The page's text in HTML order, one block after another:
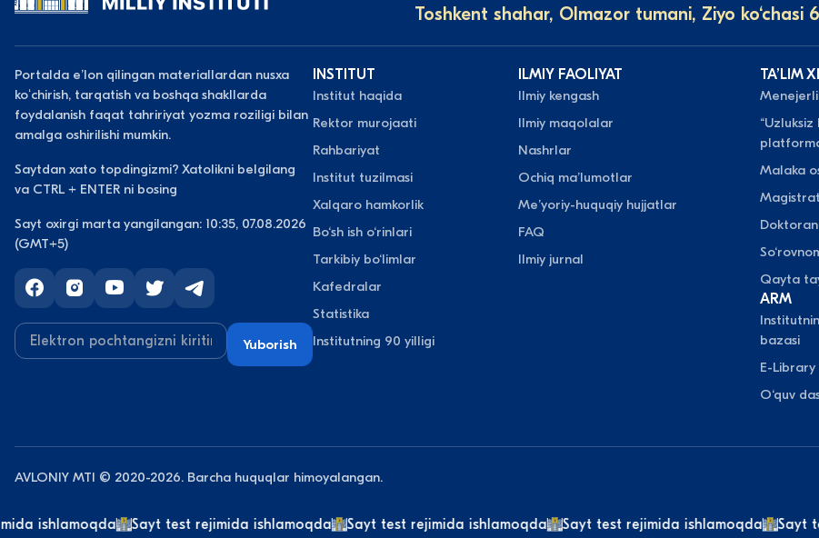
ishlamoqda Sayt test rejimida ishlamoqda Sayt test rejimida ishlamoqda Sayt test rejimida ishlamoqda Sayt
Toshkent shahar, Olmazor tumani, Ziyo ko‘chasi
Portalda eʼlon qilingan materiallardan nusxa
koʻchirish, tarqatish va boshqa shakllarda
foydalanish faqat tahririyat yozma roziligi bilan
amalga oshirilishi mumkin.
Saytdan xato topdingizmi? Xatolikni belgilang
va CTRL + ENTER ni bosing
Sayt oxirgi marta yangilangan: 10:35, 07.08.2026
(GMT+5)
Yuborish
INSTITUT
Institut haqida
Rektor murojaati
Rahbariyat
Institut tuzilmasi
Xalqaro hamkorlik
Bo‘sh ish o‘rinlari
Tarkibiy bo‘limlar
Kafedralar
Statistika
Institutning 90 yilligi
ILMIY FAOLIYAT
Ilmiy kengash
Ilmiy maqolalar
Nashrlar
Ochiq maʼlumotlar
Meʼyoriy-huquqiy hujjatlar
FAQ
Ilmiy jurnal
TAʼLIM
“Uzluksiz
Malaka
Qayta
ARM
bazasi
E-Library
O‘quv
AVLONIY MTI © 2020-2026. Barcha huquqlar himoyalangan.